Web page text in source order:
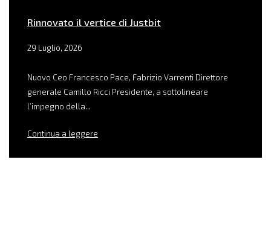
Rinnovato il vertice di Justbit
29 Luglio, 2026
Nuovo Ceo Francesco Pace, Fabrizio Varrenti Direttore
generale Camillo Ricci Presidente, a sottolineare
l’impegno della...
Continua a leggere